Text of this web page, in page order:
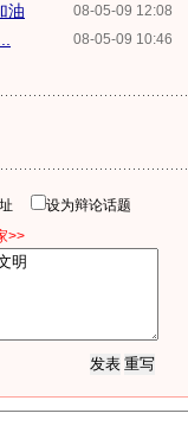
08-05-09 12:08
油
08-05-09 10:46
址
设为辩论话题
>>